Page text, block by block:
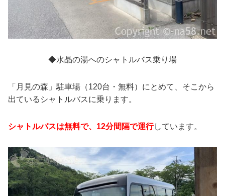
◆水晶の湯へのシャトルバス乗り場
「月見の森」駐車場（120台・無料）にとめて、そこから
出ているシャトルバスに乗ります。
シャトルバスは無料で、12分間隔で運行しています。